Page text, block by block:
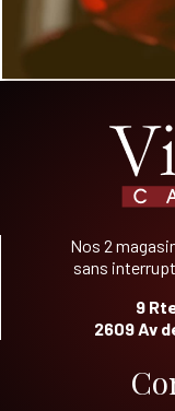
Nos 2
sans
9
2609 Av